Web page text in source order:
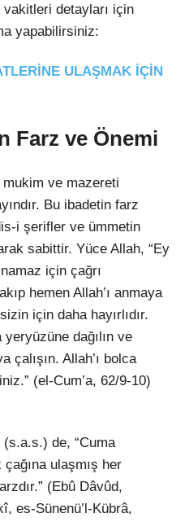
detayları için
yapabilirsiniz:
ULAŞMAK İÇİN
Farz ve Önemi
ve mazereti
Bu ibadetin farz
i şerifler ve ümmetin
sabittir. Yüce Allah, “Ey
için çağrı
hemen Allah’ı anmaya
için daha hayırlıdır.
dağılın ve
çalışın. Allah’ı bolca
(el-Cum’a, 62/9-10)
de, “Cuma
ulaşmış her
(Ebû Dâvûd,
es-Sünenü’l-Kübrâ,